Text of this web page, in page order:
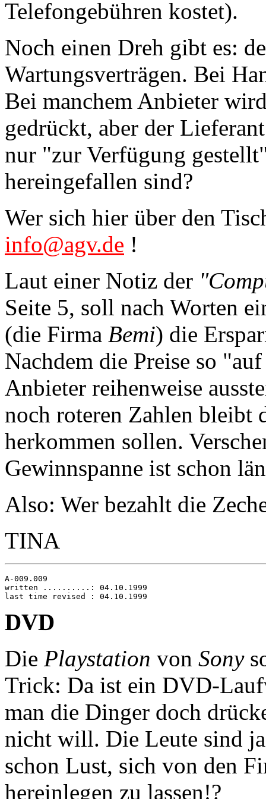
Telefongebühren kostet).
Noch einen Dreh gibt es:
Wartungsverträgen. Bei
Bei manchem Anbieter
gedrückt, aber der
nur "zur Verfügung
hereingefallen sind?
Wer sich hier über den
info@agv.de !
Laut einer Notiz der
Seite 5, soll nach Worten
(die Firma Bemi) die
Nachdem die Preise so
Anbieter reihenweise
noch roteren Zahlen bleibt
herkommen sollen.
Gewinnspanne ist schon
Also: Wer bezahlt die
TINA
A-009.009
written ..........: 04.10.1999
DVD
Die Playstation von Sony
Trick: Da ist ein DVD-
man die Dinger doch
nicht will. Die Leute sind
schon Lust, sich von den
hereinlegen zu lassen!?